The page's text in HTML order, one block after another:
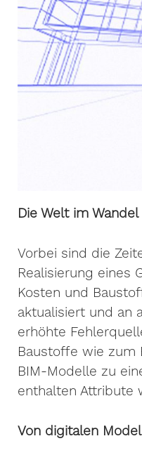
Die Welt im Wandel
Vorbei sind die
Realisierung eines
Kosten und
aktualisiert und an
erhöhte
Baustoffe wie zum
BIM-Modelle zu
enthalten Attribute
Von digitalen